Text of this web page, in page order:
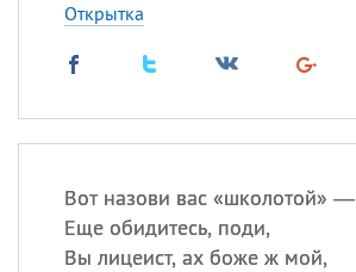
Открытка
Вот назови вас «школотой» —
Еще обидитесь, поди,
Вы лицеист, ах боже ж мой,